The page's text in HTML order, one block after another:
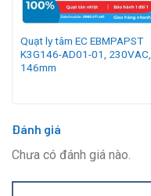
Quạt ly tâm EC EBMPAPST
K3G146-AD01-01, 230VAC,
146mm
Đánh giá
Chưa có đánh giá nào.